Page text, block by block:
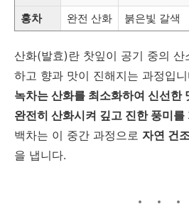
홍차
완전 산화 붉은빛 갈색
산화(발효)란 찻잎이 공기 중의 산
하고 향과 맛이 진해지는 과정입
녹차는 산화를 최소화하여 신선한
완전히 산화시켜 깊고 진한 풍미를
백차는 이 중간 과정으로 자연 건조
을 냅니다.